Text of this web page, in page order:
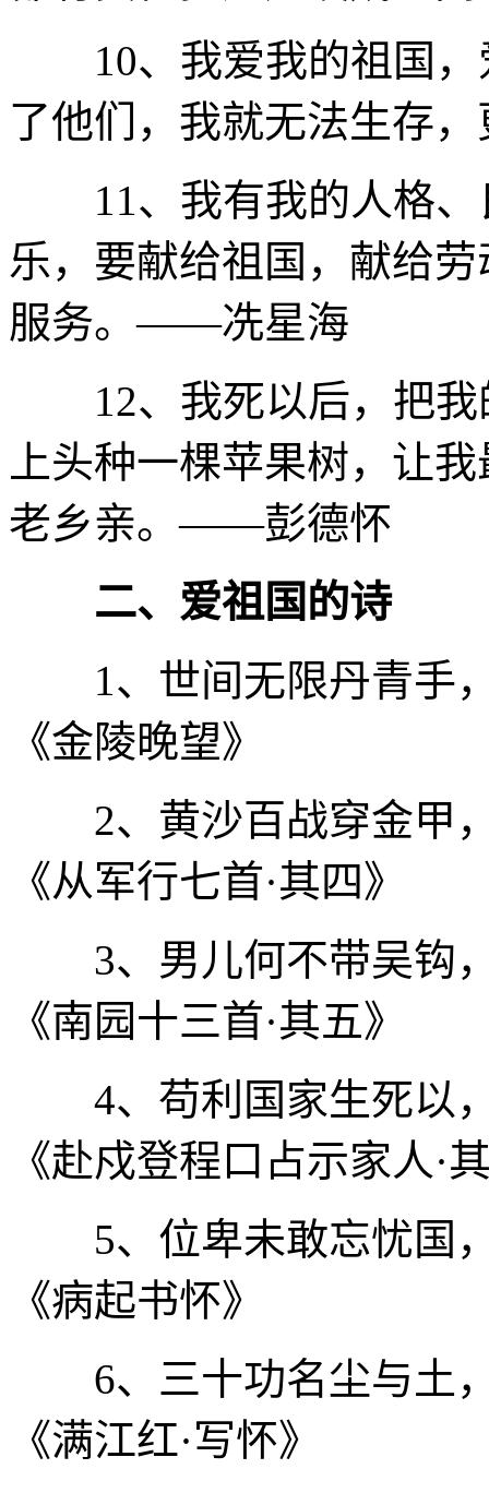
10、我爱我的祖国，
了他们，我就无法生存
11、我有我的人格、
乐，要献给祖国，献给
服务。——冼星海
12、我死以后，把我
上头种一棵苹果树，让
老乡亲。——彭德怀
二、爱祖国的诗
1、世间无限丹青手，
《金陵晚望》
2、黄沙百战穿金甲，
《从军行七首·其四》
3、男儿何不带吴钩，
《南园十三首·其五》
4、苟利国家生死以，
《赴戍登程口占示家人·
5、位卑未敢忘忧国，
《病起书怀》
6、三十功名尘与土，
《满江红·写怀》